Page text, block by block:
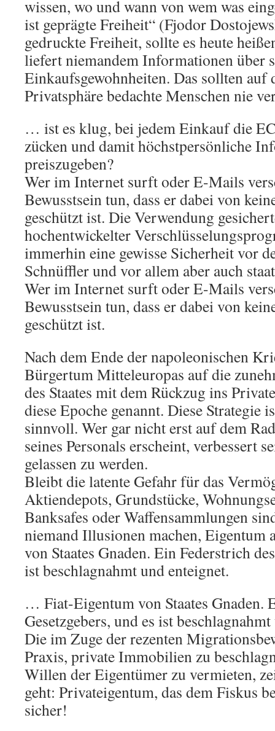
wissen, wo und wann von wem was
ist geprägte Freiheit“ (Fjodor
gedruckte Freiheit, sollte es heute
liefert niemandem Informationen über
Einkaufsgewohnheiten. Das sollten auf
Privatsphäre bedachte Menschen nie
… ist es klug, bei jedem Einkauf die
zücken und damit höchstpersönliche
preiszugeben?
Wer im Internet surft oder E-Mails
Bewusstsein tun, dass er dabei von
geschützt ist. Die Verwendung
hochentwickelter
immerhin eine gewisse Sicherheit vor
Schnüffler und vor allem aber auch
Wer im Internet surft oder E-Mails
Bewusstsein tun, dass er dabei von
geschützt ist.
Nach dem Ende der napoleonischen
Bürgertum Mitteleuropas auf die
des Staates mit dem Rückzug ins
diese Epoche genannt. Diese Strategie
sinnvoll. Wer gar nicht erst auf dem
seines Personals erscheint, verbessert
gelassen zu werden.
Bleibt die latente Gefahr für das
Aktiendepots, Grundstücke,
Banksafes oder Waffensammlungen
niemand Illusionen machen, Eigentum
von Staates Gnaden. Ein Federstrich
ist beschlagnahmt und enteignet.
… Fiat-Eigentum von Staates Gnaden.
Gesetzgebers, und es ist
Die im Zuge der rezenten
Praxis, private Immobilien zu
Willen der Eigentümer zu vermieten,
geht: Privateigentum, das dem Fiskus
sicher!